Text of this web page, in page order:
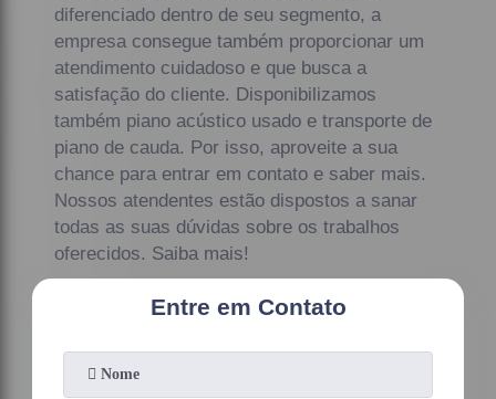
diferenciado dentro de seu segmento, a
empresa consegue também proporcionar um
atendimento cuidadoso e que busca a
satisfação do cliente. Disponibilizamos
também piano acústico usado e transporte de
piano de cauda. Por isso, aproveite a sua
chance para entrar em contato e saber mais.
Nossos atendentes estão dispostos a sanar
todas as suas dúvidas sobre os trabalhos
oferecidos. Saiba mais!
Entre em Contato